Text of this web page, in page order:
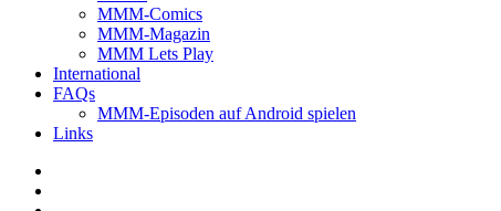
MMM-Comics
MMM-Magazin
MMM Lets Play
International
FAQs
MMM-Episoden auf Android spielen
Links